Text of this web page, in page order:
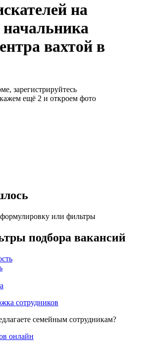
на
вахтой в
зарегистрируйтесь
ещё 2 и откроем фото
или фильтры
подбора вакансий
сотрудников
семейным сотрудникам?
онлайн